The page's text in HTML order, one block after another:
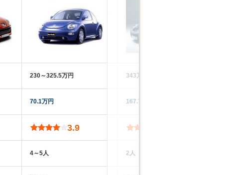
230～325.5万円
70.1万円
3.9
4～5人
343万円
167.7万円
2人